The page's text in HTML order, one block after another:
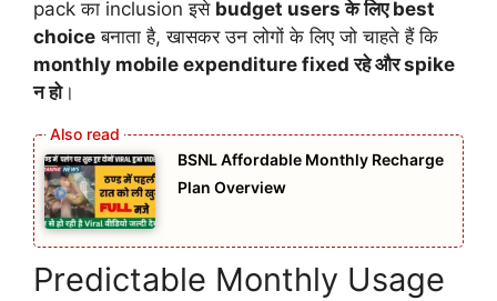
pack का inclusion इसे budget users के लिए best
choice बनाता है, खासकर उन लोगों के लिए जो चाहते हैं कि
monthly mobile expenditure fixed रहे और spike
न हो।
BSNL Affordable Monthly Recharge
Plan Overview
Predictable Monthly Usage